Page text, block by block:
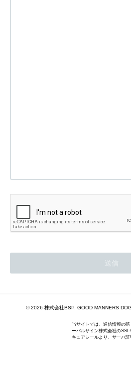
© 2026 株式会社BSP. GOOD MANNERS
当サイトでは、通信情報の
ーバルサイン株式会社の
キュアシールより、サーバ